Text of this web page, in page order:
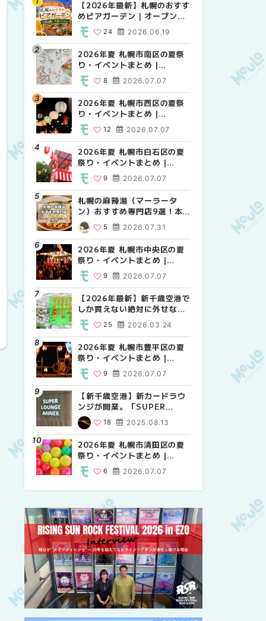
【2026年最新】札幌のおすす
めビアガーデン｜オープン日
順に徹底紹介！大通公園から
穴場テラスまで | MouLa
HOKKAIDO
2026.06.19
24
2026年夏 札幌市南区の夏祭
り・イベントまとめ |
MouLa HOKKAIDO
2026.07.07
8
2026年夏 札幌市西区の夏祭
り・イベントまとめ |
MouLa HOKKAIDO
2026.07.07
12
2026年夏 札幌市白石区の夏
祭り・イベントまとめ |
MouLa HOKKAIDO
2026.07.07
9
札幌の麻辣湯（マーラータ
ン）おすすめ専門店9選！本
場の量り売りから最新店まで
徹底比較 | MouLa
HOKKAIDO
2026.07.31
5
2026年夏 札幌市中央区の夏
祭り・イベントまとめ |
MouLa HOKKAIDO
2026.07.07
9
【2026年最新】新千歳空港で
しか買えない絶対に外せない
限定スイーツ・焼き菓子18選
| MouLa HOKKAIDO
2026.03.24
25
2026年夏 札幌市豊平区の夏
祭り・イベントまとめ |
MouLa HOKKAIDO
2026.07.07
9
【新千歳空港】新カードラウ
ンジが開業。「SUPER
LOUNGE ANNEX（スーパー
ラウンジアネックス）」をご
紹介！！ | MouLa
HOKKAIDO
2025.08.13
18
2026年夏 札幌市清田区の夏
祭り・イベントまとめ |
MouLa HOKKAIDO
2026.07.07
6
【2026年最新】札幌のおすす
めビアガーデン｜オープン日
穴場テラスまで | MouLa
HOKKAIDO
24
2026年夏 札幌市西区の夏祭
り・イベントまとめ |
12
2026年夏 札幌市北区の夏祭
り・イベントまとめ |
9
2026年夏 札幌市白石区の夏
祭り・イベントまとめ |
9
2026年夏 札幌市手稲区の夏
祭り・イベントまとめ |
10
2026年夏 札幌市南区の夏祭
り・イベントまとめ |
8
2026年夏 札幌市清田区の夏
祭り・イベントまとめ |
6
2026年夏 札幌市豊平区の夏
祭り・イベントまとめ |
9
2026年夏 札幌市中央区の夏
祭り・イベントまとめ |
9
2026年夏 恵庭市・千歳市の
夏祭り・イベントまとめ |
9
【2026年最新】札幌のおすす
めビアガーデン｜オープン日
穴場テラスまで | MouLa
HOKKAIDO
24
2026年夏 札幌市北区の夏祭
り・イベントまとめ |
9
2026年夏 札幌市西区の夏祭
り・イベントまとめ |
12
2026年夏 札幌市白石区の夏
祭り・イベントまとめ |
9
2026年夏 札幌市手稲区の夏
祭り・イベントまとめ |
10
2026年夏 札幌市清田区の夏
祭り・イベントまとめ |
6
札幌の麻辣湯（マーラータ
ン）おすすめ専門店6選！本
徹底比較 | MouLa
HOKKAIDO
5
【2026年最新】新千歳空港で
しか買えない絶対に外せない
限定スイーツ・焼き菓子18選
| MouLa HOKKAIDO
25
【新千歳空港】新カードラウ
ンジが開業。「SUPER
ラウンジアネックス）」をご
紹介！！ | MouLa
HOKKAIDO
18
2026年夏 札幌市豊平区の夏
祭り・イベントまとめ |
9